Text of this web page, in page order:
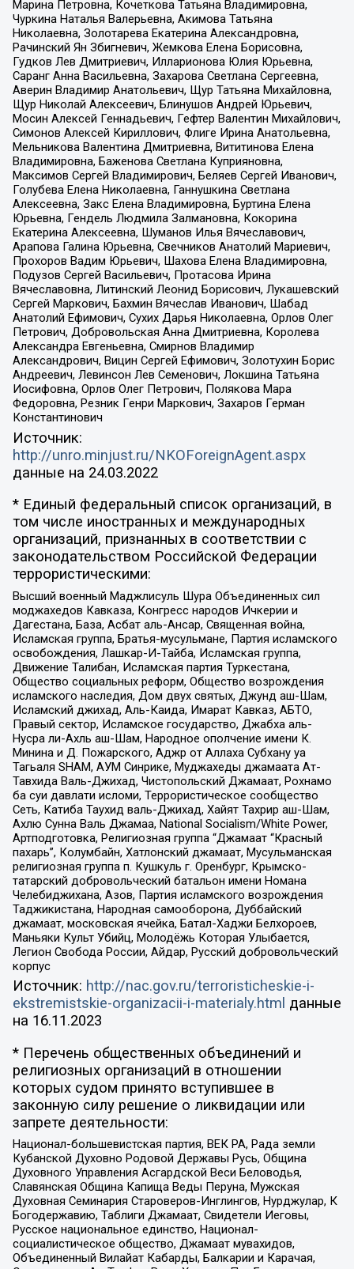
Марина Петровна, Кочеткова Татьяна Владимировна,
Чуркина Наталья Валерьевна, Акимова Татьяна
Николаевна, Золотарева Екатерина Александровна,
Рачинский Ян Збигневич, Жемкова Елена Борисовна,
Гудков Лев Дмитриевич, Илларионова Юлия Юрьевна,
Саранг Анна Васильевна, Захарова Светлана Сергеевна,
Аверин Владимир Анатольевич, Щур Татьяна Михайловна,
Щур Николай Алексеевич, Блинушов Андрей Юрьевич,
Мосин Алексей Геннадьевич, Гефтер Валентин Михайлович,
Симонов Алексей Кириллович, Флиге Ирина Анатольевна,
Мельникова Валентина Дмитриевна, Вититинова Елена
Владимировна, Баженова Светлана Куприяновна,
Максимов Сергей Владимирович, Беляев Сергей Иванович,
Голубева Елена Николаевна, Ганнушкина Светлана
Алексеевна, Закс Елена Владимировна, Буртина Елена
Юрьевна, Гендель Людмила Залмановна, Кокорина
Екатерина Алексеевна, Шуманов Илья Вячеславович,
Арапова Галина Юрьевна, Свечников Анатолий Мариевич,
Прохоров Вадим Юрьевич, Шахова Елена Владимировна,
Подузов Сергей Васильевич, Протасова Ирина
Вячеславовна, Литинский Леонид Борисович, Лукашевский
Сергей Маркович, Бахмин Вячеслав Иванович, Шабад
Анатолий Ефимович, Сухих Дарья Николаевна, Орлов Олег
Петрович, Добровольская Анна Дмитриевна, Королева
Александра Евгеньевна, Смирнов Владимир
Александрович, Вицин Сергей Ефимович, Золотухин Борис
Андреевич, Левинсон Лев Семенович, Локшина Татьяна
Иосифовна, Орлов Олег Петрович, Полякова Мара
Федоровна, Резник Генри Маркович, Захаров Герман
Константинович
Источник:
http://unro.minjust.ru/NKOForeignAgent.aspx
данные на 24.03.2022
* Единый федеральный список организаций, в
том числе иностранных и международных
организаций, признанных в соответствии с
законодательством Российской Федерации
террористическими:
Высший военный Маджлисуль Шура Объединенных сил
моджахедов Кавказа, Конгресс народов Ичкерии и
Дагестана, База, Асбат аль-Ансар, Священная война,
Исламская группа, Братья-мусульмане, Партия исламского
освобождения, Лашкар-И-Тайба, Исламская группа,
Движение Талибан, Исламская партия Туркестана,
Общество социальных реформ, Общество возрождения
исламского наследия, Дом двух святых, Джунд аш-Шам,
Исламский джихад, Аль-Каида, Имарат Кавказ, АБТО,
Правый сектор, Исламское государство, Джабха аль-
Нусра ли-Ахль аш-Шам, Народное ополчение имени К.
Минина и Д. Пожарского, Аджр от Аллаха Субхану уа
Тагьаля SHAM, АУМ Синрике, Муджахеды джамаата Ат-
Тавхида Валь-Джихад, Чистопольский Джамаат, Рохнамо
ба суи давлати исломи, Террористическое сообщество
Сеть, Катиба Таухид валь-Джихад, Хайят Тахрир аш-Шам,
Ахлю Сунна Валь Джамаа, National Socialism/White Power,
Артподготовка, Религиозная группа “Джамаат “Красный
пахарь”, Колумбайн, Хатлонский джамаат, Мусульманская
религиозная группа п. Кушкуль г. Оренбург, Крымско-
татарский добровольческий батальон имени Номана
Челебиджихана, Азов, Партия исламского возрождения
Таджикистана, Народная самооборона, Дуббайский
джамаат, московская ячейка, Батал-Хаджи Белхороев,
Маньяки Культ Убийц, Молодёжь Которая Улыбается,
Легион Свобода России, Айдар, Русский добровольческий
корпус
Источник: http://nac.gov.ru/terroristicheskie-i-
ekstremistskie-organizacii-i-materialy.html данные
на 16.11.2023
* Перечень общественных объединений и
религиозных организаций в отношении
которых судом принято вступившее в
законную силу решение о ликвидации или
запрете деятельности:
Национал-большевистская партия, ВЕК РА, Рада земли
Кубанской Духовно Родовой Державы Русь, Община
Духовного Управления Асгардской Веси Беловодья,
Славянская Община Капища Веды Перуна, Мужская
Духовная Семинария Староверов-Инглингов, Нурджулар, К
Богодержавию, Таблиги Джамаат, Свидетели Иеговы,
Русское национальное единство, Национал-
социалистическое общество, Джамаат мувахидов,
Объединенный Вилайат Кабарды, Балкарии и Карачая,